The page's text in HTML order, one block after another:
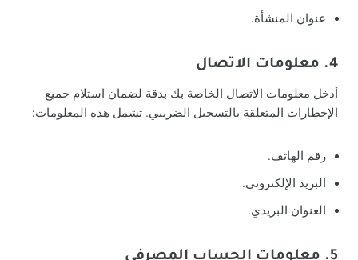
عنوان المنشأة.
4. معلومات الاتصال
أدخل معلومات الاتصال الخاصة بك بدقة لضمان استلام جميع
الإخطارات المتعلقة بالتسجيل الضريبي. تشمل هذه المعلومات:
رقم الهاتف.
البريد الإلكتروني.
العنوان البريدي.